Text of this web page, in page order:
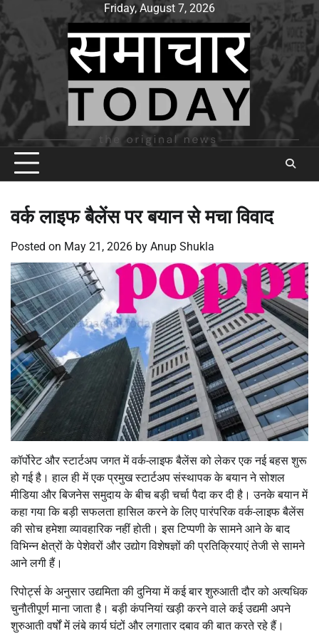
Skip
to
content
Friday, August 7, 2026
वर्क लाइफ बैलेंस पर बयान से मचा विवाद
Posted on May 21, 2026 by Anup Shukla
कॉर्पोरेट और स्टार्टअप जगत में वर्क-लाइफ बैलेंस को लेकर एक नई बहस शुरू
हो गई है। हाल ही में एक प्रमुख स्टार्टअप संस्थापक के बयान ने सोशल
मीडिया और बिजनेस समुदाय के बीच बड़ी चर्चा पैदा कर दी है। उनके बयान में
कहा गया कि बड़ी सफलता हासिल करने के लिए पारंपरिक वर्क-लाइफ बैलेंस
की सोच हमेशा व्यावहारिक नहीं होती। इस टिप्पणी के सामने आने के बाद
विभिन्न क्षेत्रों के पेशेवरों और उद्योग विशेषज्ञों की प्रतिक्रियाएं तेजी से सामने
आने लगी हैं।
रिपोर्ट्स के अनुसार उद्यमिता की दुनिया में कई बार शुरुआती दौर को अत्यधिक
चुनौतीपूर्ण माना जाता है। बड़ी कंपनियां खड़ी करने वाले कई उद्यमी अपने
शुरुआती वर्षों में लंबे कार्य घंटों और लगातार दबाव की बात करते रहे हैं।